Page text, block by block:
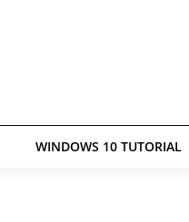
WINDOWS 10 TUTORIAL